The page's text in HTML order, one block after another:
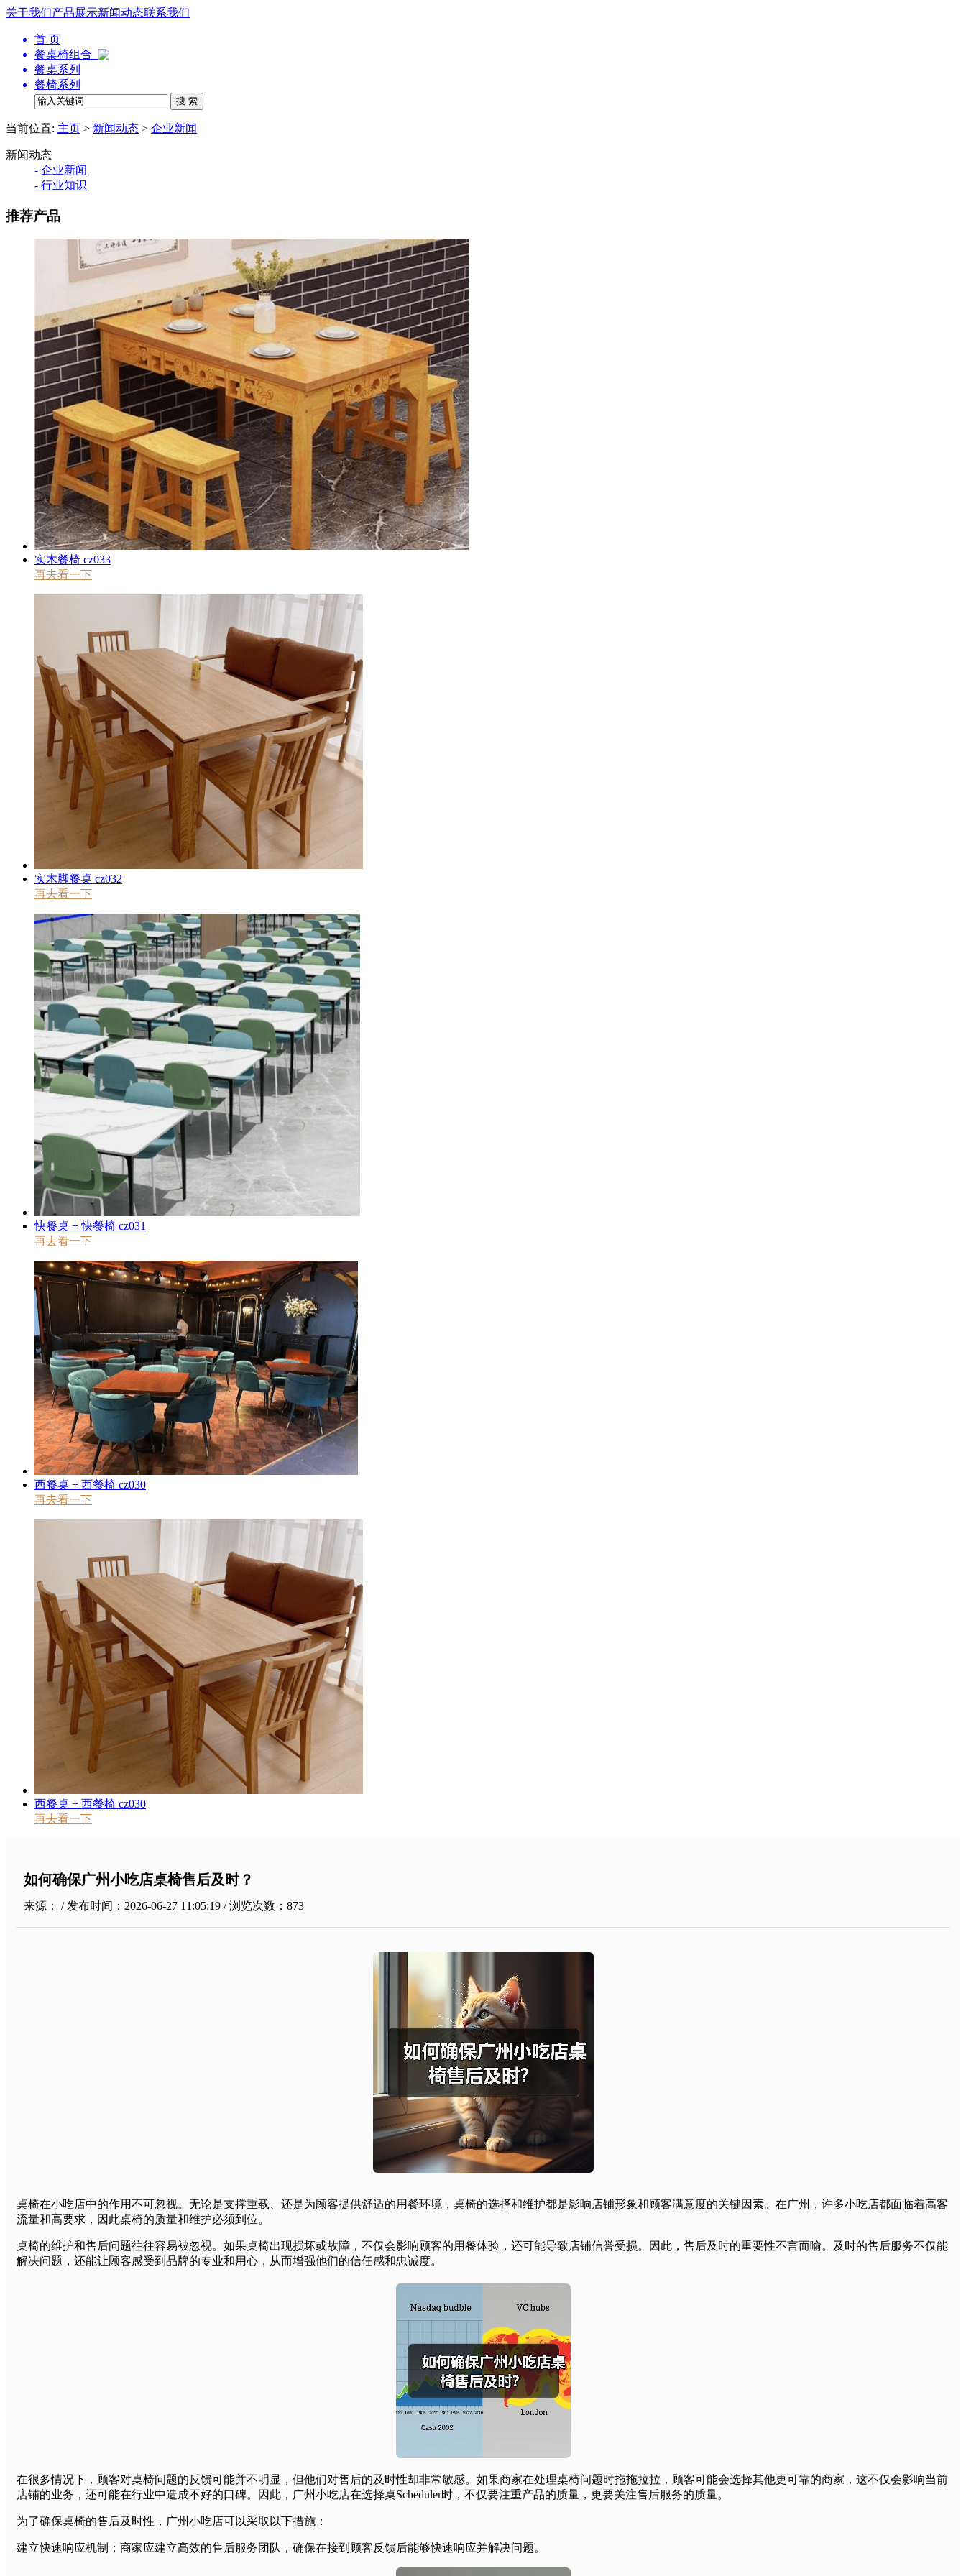
关于我们产品展示新闻动态联系我们
首 页
餐桌椅组合
餐桌系列
餐椅系列
当前位置: 主页 > 新闻动态 > 企业新闻
新闻动态
- 企业新闻
- 行业知识
推荐产品
实木餐椅 cz033
再去看一下
实木脚餐桌 cz032
再去看一下
快餐桌 + 快餐椅 cz031
再去看一下
西餐桌 + 西餐椅 cz030
再去看一下
西餐桌 + 西餐椅 cz030
再去看一下
如何确保广州小吃店桌椅售后及时？
来源： / 发布时间：2026-06-27 11:05:19 / 浏览次数： 873
桌椅在小吃店中的作用不可忽视。无论是支撑重载、还是为顾客提供舒适的用餐环境，桌椅的选择和维护都是影响店铺形象和顾客满意度的关键因素。在广州，许多小吃店都面临着高客
流量和高要求，因此桌椅的质量和维护必须到位。
桌椅的维护和售后问题往往容易被忽视。如果桌椅出现损坏或故障，不仅会影响顾客的用餐体验，还可能导致店铺信誉受损。因此，售后及时的重要性不言而喻。及时的售后服务不仅能
解决问题，还能让顾客感受到品牌的专业和用心，从而增强他们的信任感和忠诚度。
在很多情况下，顾客对桌椅问题的反馈可能并不明显，但他们对售后的及时性却非常敏感。如果商家在处理桌椅问题时拖拖拉拉，顾客可能会选择其他更可靠的商家，这不仅会影响当前
店铺的业务，还可能在行业中造成不好的口碑。因此，广州小吃店在选择桌Scheduler时，不仅要注重产品的质量，更要关注售后服务的质量。
为了确保桌椅的售后及时性，广州小吃店可以采取以下措施：
建立快速响应机制：商家应建立高效的售后服务团队，确保在接到顾客反馈后能够快速响应并解决问题。